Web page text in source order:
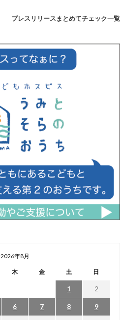
プレスリリースまとめてチェック一覧
2026年8月
木 金 土 日
1 2
6 7 8 9